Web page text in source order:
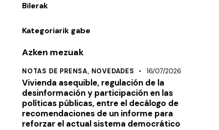
Bilerak
Kategoriarik gabe
Azken mezuak
NOTAS DE PRENSA, NOVEDADES 16/07/2026
Vivienda asequible, regulación de la
desinformación y participación en las
políticas públicas, entre el decálogo de
recomendaciones de un informe para
reforzar el actual sistema democrático